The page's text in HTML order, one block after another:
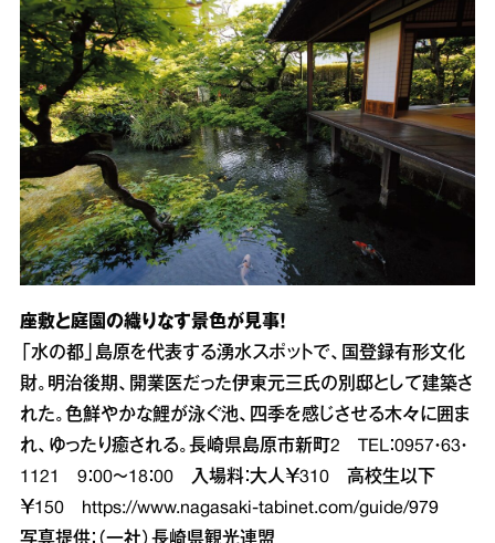
座敷と庭園の織りなす景色が見事！
「水の都」島原を代表する湧水スポットで、国登録有形文化
財。明治後期、開業医だった伊東元三氏の別邸として建築さ
れた。色鮮やかな鯉が泳ぐ池、四季を感じさせる木々に囲ま
れ、ゆったり癒される。長崎県島原市新町2 TEL：0957・63・
1121 9：00～18：00 入場料：大人￥310 高校生以下
￥150
https://www.nagasaki-tabinet.com/guide/979
写真提供：（一社）長崎県観光連盟